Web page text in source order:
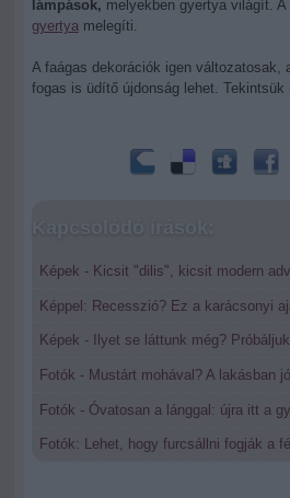
lámpások, melyekben gyertya világít. A
gyertyamelegíti.
A faágas dekorációk igen változatosak,
fogas is üdítő újdonság lehet. Tekintsük
Kapcsolódó írások:
Képek - Kicsit "dilis", kicsit modern
Képpel: Recesszió? Ez a karácsonyi
Képek - Ilyet se láttunk még?
Fotók - Mustárt mohával? A lakásban
Fotók - Óvatosan a lánggal: újra itt a
Fotók: Lehet, hogy furcsállni fogják a